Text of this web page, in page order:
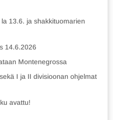
13.6. ja shakkituomarien
14.6.2026
Montenegrossa
I ja II divisioonan ohjelmat
avattu!